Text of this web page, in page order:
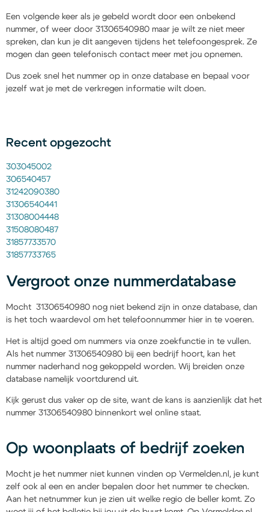
Een volgende keer als je gebeld wordt door een onbekend
nummer, of weer door 31306540980 maar je wilt ze niet meer
spreken, dan kun je dit aangeven tijdens het telefoongesprek. Ze
mogen dan geen telefonisch contact meer met jou opnemen.
Dus zoek snel het nummer op in onze database en bepaal voor
jezelf wat je met de verkregen informatie wilt doen.
Recent opgezocht
303045002
306540457
31242090380
31306540441
31308004448
31508080487
31857733570
31857733765
Vergroot onze nummerdatabase
Mocht 31306540980 nog niet bekend zijn in onze database, dan
is het toch waardevol om het telefoonnummer hier in te voeren.
Het is altijd goed om nummers via onze zoekfunctie in te vullen.
Als het nummer 31306540980 bij een bedrijf hoort, kan het
nummer naderhand nog gekoppeld worden. Wij breiden onze
database namelijk voortdurend uit.
Kijk gerust dus vaker op de site, want de kans is aanzienlijk dat het
nummer 31306540980 binnenkort wel online staat.
Op woonplaats of bedrijf zoeken
Mocht je het nummer niet kunnen vinden op Vermelden.nl, je kunt
zelf ook al een en ander bepalen door het nummer te checken.
Aan het netnummer kun je zien uit welke regio de beller komt. Zo